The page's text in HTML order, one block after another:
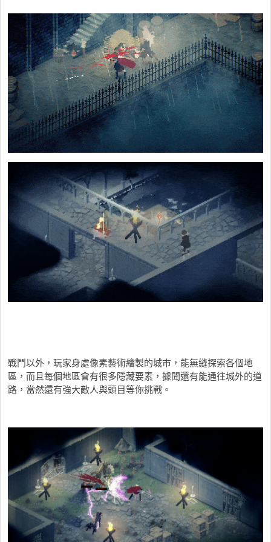
戰鬥以外，玩家身處像素藝術繪製的城市，能無縫探索各個地
區，而且每個地區會有很多隱藏要素，據聞還有能通往城外的道
路，當然還有強大敵人與頭目等你挑戰。